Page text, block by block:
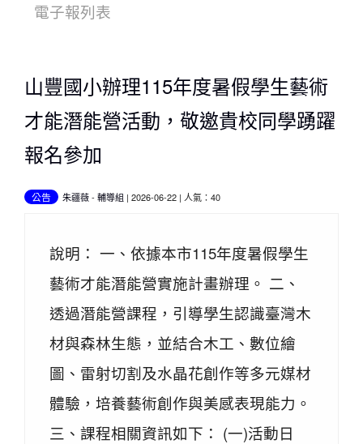
電子報列表
山豐國小辦理115年度暑假學生藝術
才能潛能營活動，敬邀貴校同學踴躍
報名參加
公告 朱疆薇- 輔導組 | 2026-06-22 | 人氣：40
說明： 一、依據本市115年度暑假學生
藝術才能潛能營實施計畫辦理。 二、
透過潛能營課程，引導學生認識臺灣木
材與森林生態，並結合木工、數位繪
圖、雷射切割及水晶花創作等多元媒材
體驗，培養藝術創作與美感表現能力。
三、課程相關資訊如下： (一)活動日